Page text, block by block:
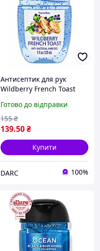
Антисептик для рук
Wildberry French Toast
мл
Готово до відправки
139.50₴
155 ₴
Купити
DARC 100%